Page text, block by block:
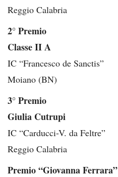
Reggio Calabria
2° Premio
Classe II A
IC “Francesco de Sanctis”
Moiano (BN)
3° Premio
Giulia Cutrupi
IC “Carducci-V. da Feltre”
Reggio Calabria
Premio “Giovanna Ferrara”